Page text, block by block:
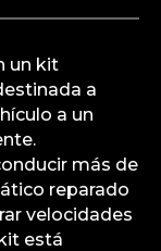
un kit
a
a un
más de
reparado
velocidades
está